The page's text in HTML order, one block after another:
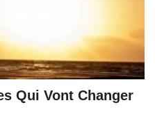
Qui Vont Changer